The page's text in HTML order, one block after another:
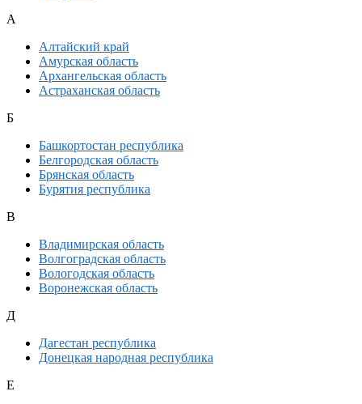
А
Алтайский край
Амурская область
Архангельская область
Астраханская область
Б
Башкортостан республика
Белгородская область
Брянская область
Бурятия республика
В
Владимирская область
Волгоградская область
Вологодская область
Воронежская область
Д
Дагестан республика
Донецкая народная республика
Е